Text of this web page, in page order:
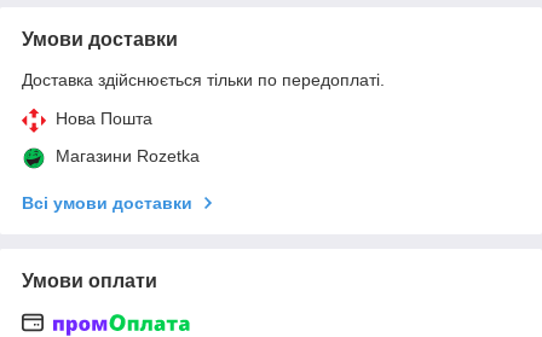
Умови доставки
Доставка здійснюється тільки по передоплаті.
Нова Пошта
Магазини Rozetka
Всі умови доставки
Умови оплати